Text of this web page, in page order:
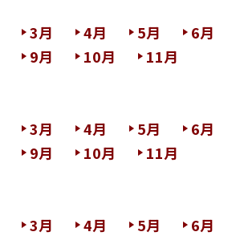
3月 4月 5月
6月
9月 10月
11月
3月 4月 5月
6月
9月 10月
11月
3月 4月 5月
6月